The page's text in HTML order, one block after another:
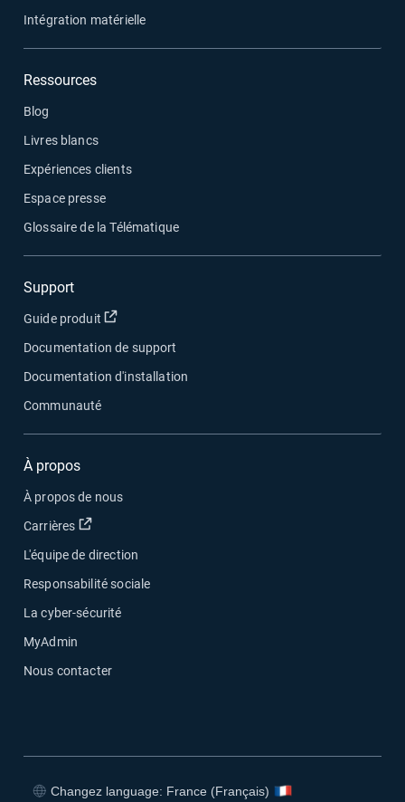
Intégration matérielle
Ressources
Blog
Livres blancs
Expériences clients
Espace presse
Glossaire de la Télématique
Support
Guide produit Ouvrir dans une nouvelle fenêtre
Documentation de support
Documentation d'installation
Communauté
À propos
À propos de nous
Carrières
Ouvrir dans une nouvelle fenêtre
L'équipe de direction
Responsabilité sociale
La cyber-sécurité
MyAdmin
Nous contacter
Changez language: France (Français)